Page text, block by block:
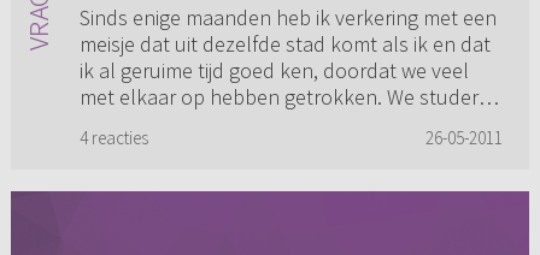
Sinds enige maanden heb ik verkering met een
meisje dat uit dezelfde stad komt als ik en dat
ik al geruime tijd goed ken, doordat we veel
met elkaar op hebben getrokken. We studeren
4 reacties 26-05-2011